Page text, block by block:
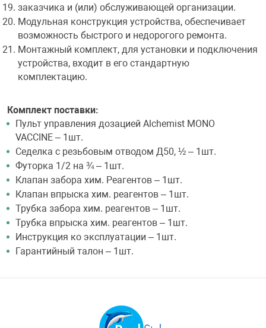
заказчика и (или) обслуживающей организации.
Модульная конструкция устройства, обеспечивает
возможность быстрого и недорогого ремонта.
Монтажный комплект, для установки и подключения
устройства, входит в его стандартную
комплектацию.
Комплект поставки:
Пульт управления дозацией Alchemist MONO
VACCINE – 1шт.
Седелка с резьбовым отводом Д50, ½ – 1шт.
Футорка 1/2 на ¾ – 1шт.
Клапан забора хим. Реагентов – 1шт.
Клапан впрыска хим. реагентов – 1шт.
Трубка забора хим. реагентов – 1шт.
Трубка впрыска хим. реагентов – 1шт.
Инструкция ко эксплуатации – 1шт.
Гарантийный талон – 1шт.